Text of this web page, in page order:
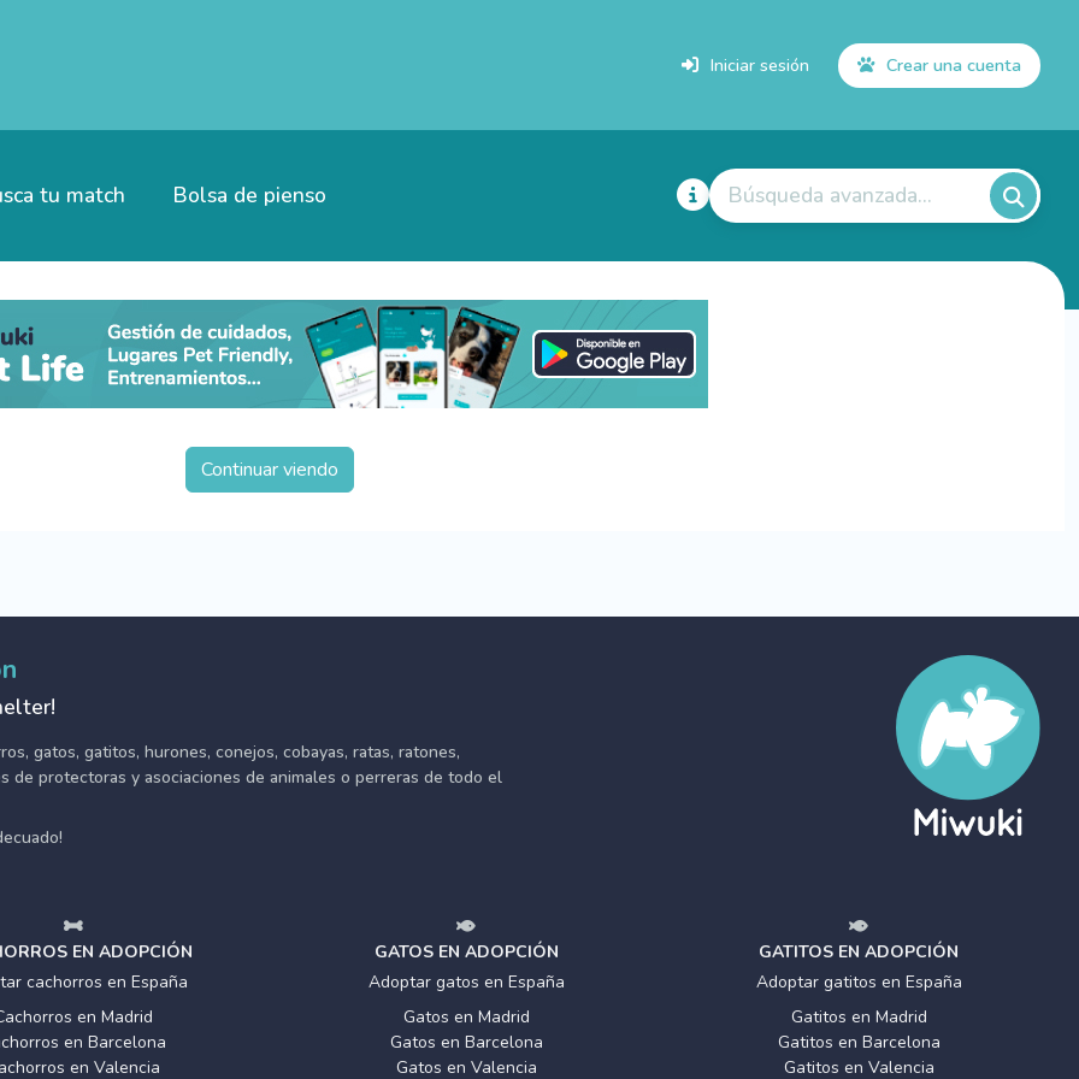
Iniciar sesión Crear una cuenta
tu match Bolsa de pienso Búsqueda avanzada...
Continuar viendo
gatos, gatitos, hurones, conejos, cobayas, ratas, ratones,
de protectoras y asociaciones de animales o perreras de todo el
EN ADOPCIÓN
cachorros en España
en Madrid
en Barcelona
en Valencia
GATOS EN ADOPCIÓN
Adoptar gatos en España
Gatos en Madrid
Gatos en Barcelona
Gatos en Valencia
GATITOS EN ADOPCIÓN
Adoptar gatitos en España
Gatitos en Madrid
Gatitos en Barcelona
Gatitos en Valencia